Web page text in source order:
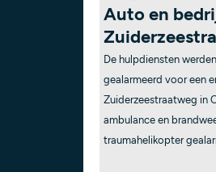
Auto en
De hulpdiensten
gealarmeerd voor een
Zuiderzeestraatweg in
ambulance en
traumahelikopter